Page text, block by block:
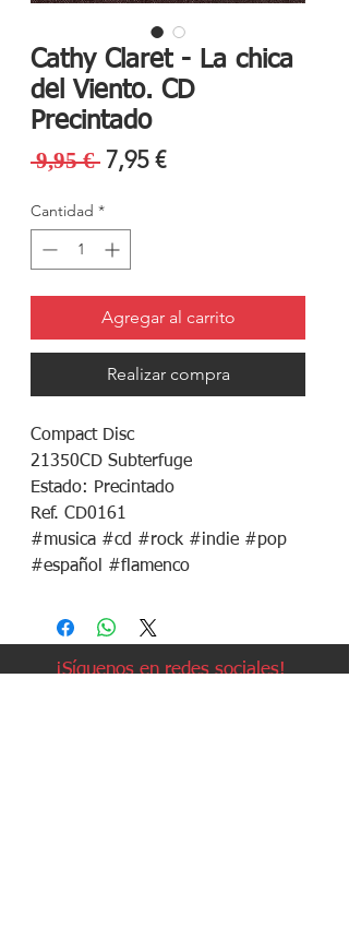
Cathy Claret - La chica
del Viento. CD
Precintado
9,95 € Precio
7,95 €Precio
Cantidad *
Agregar al carrito
Realizar compra
Compact Disc
21350CD Subterfuge
Estado: Precintado
Ref. CD0161
#musica #cd #rock #indie #pop
#español #flamenco
¡Síguenos en redes sociales!